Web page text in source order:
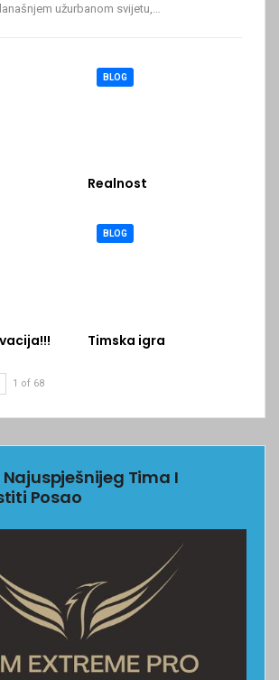
užurbanom svijetu,
BLOG
Realnost
BLOG
Timska igra
1 of 68
Tima I
Posao